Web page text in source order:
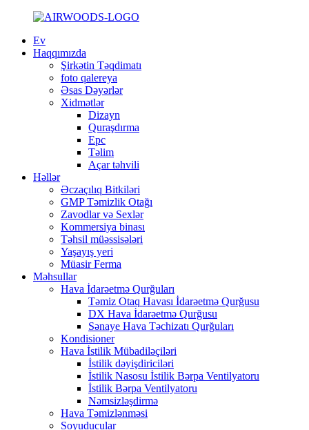
Ev
Haqqımızda
Şirkətin Təqdimatı
foto qalereya
Əsas Dəyərlər
Xidmətlər
Dizayn
Quraşdırma
Epc
Təlim
Açar təhvili
Həllər
Əczaçılıq Bitkiləri
GMP Təmizlik Otağı
Zavodlar və Sexlər
Kommersiya binası
Təhsil müəssisələri
Yaşayış yeri
Müasir Ferma
Məhsullar
Hava İdarəetmə Qurğuları
Təmiz Otaq Havası İdarəetmə Qurğusu
DX Hava İdarəetmə Qurğusu
Sənaye Hava Təchizatı Qurğuları
Kondisioner
Hava İstilik Mübadiləçiləri
İstilik dəyişdiriciləri
İstilik Nasosu İstilik Bərpa Ventilyatoru
İstilik Bərpa Ventilyatoru
Nəmsizləşdirmə
Hava Təmizlənməsi
Soyuducular